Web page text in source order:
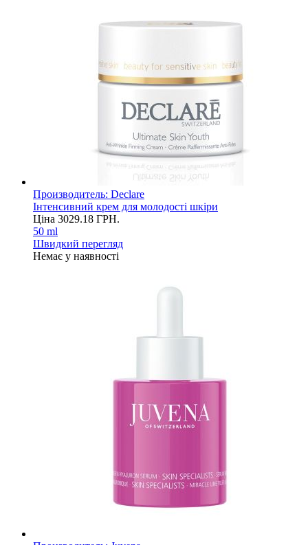
Производитель: Declare
Інтенсивний крем для молодості шкіри
Ціна 3029.18 ГРН.
50 ml
Швидкий перегляд
Немає у наявності